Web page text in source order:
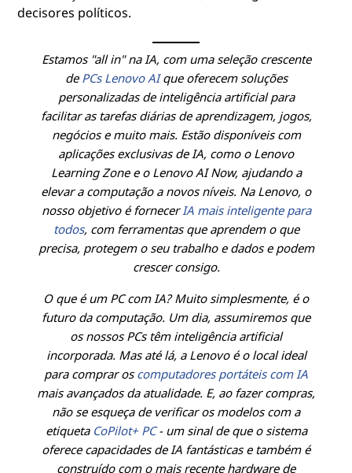
decisores políticos.
Estamos "all in" na IA, com uma seleção crescente
de PCs Lenovo AIque oferecem soluções
personalizadas de inteligência artificial para
facilitar as tarefas diárias de aprendizagem, jogos,
negócios e muito mais. Estão disponíveis com
aplicações exclusivas de IA, como o Lenovo
Learning Zone e o Lenovo AI Now, ajudando a
elevar a computação a novos níveis. Na Lenovo, o
nosso objetivo é fornecer IA mais inteligente para
todos, com ferramentas que aprendem o que
precisa, protegem o seu trabalho e dados e podem
crescer consigo.
O que é um PC com IA? Muito simplesmente, é o
futuro da computação. Um dia, assumiremos que
os nossos PCs têm inteligência artificial
incorporada. Mas até lá, a Lenovo é o local ideal
para comprar os computadores portáteis com IA
mais avançados da atualidade. E, ao fazer compras,
não se esqueça de verificar os modelos com a
etiqueta CoPilot+ PC- um sinal de que o sistema
oferece capacidades de IA fantásticas e também é
construído com o mais recente hardware de